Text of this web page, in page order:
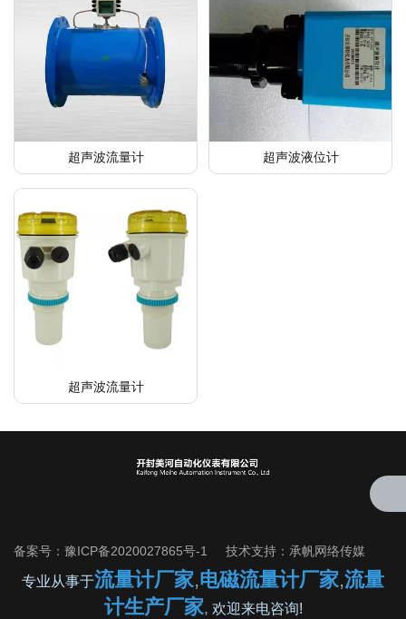
超声波流量计 超声波液位计
超声波流量计
备案号： 豫ICP备2020027865号-1 技术支持： 承帆网络传媒
专业从事于流量计厂家,电磁流量计厂家,流量
计生产厂家, 欢迎来电咨询!